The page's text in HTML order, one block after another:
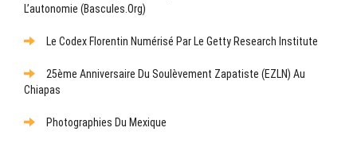
L’autonomie (bascules.org)
Le Codex Florentin Numérisé Par Le Getty Research Institute
25ème Anniversaire Du Soulèvement Zapatiste (EZLN) Au
Chiapas
Photographies Du Mexique